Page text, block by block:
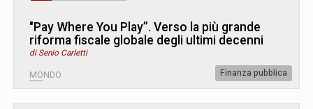
"Pay Where You Play”. Verso la più grande
riforma fiscale globale degli ultimi decenni
di Senio Carletti
MONDO Finanza pubblica